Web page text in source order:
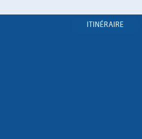
ITINÉRAIRE